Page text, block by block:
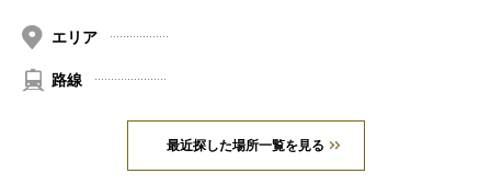
エリア
路線
最近探した場所一覧を見る